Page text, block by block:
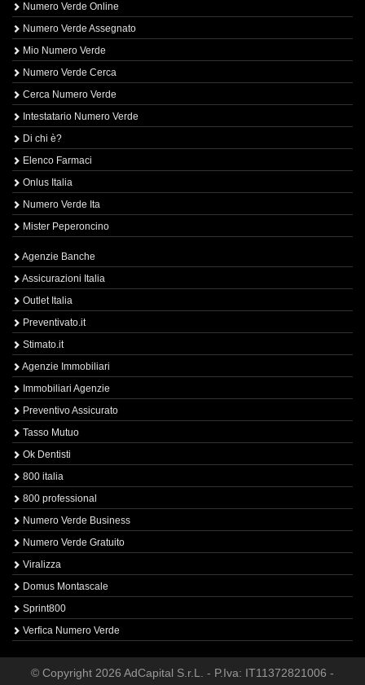
Numero Verde Online
Numero Verde Assegnato
Mio Numero Verde
Numero Verde Cerca
Cerca Numero Verde
Intestatario Numero Verde
Di chi è?
Elenco Farmaci
Onlus Italia
Numero Verde Ita
Mister Peperoncino
Agenzie Banche
Assicurazioni Italia
Outlet Italia
Preventivato.it
Stimato.it
Agenzie Immobiliari
Immobiliari Agenzie
Preventivo Assicurato
Tasso Mutuo
Ok Dentisti
800 italia
800 professional
Numero Verde Business
Numero Verde Gratuito
Viralizza
Domus Montascale
Sprint800
Verfica Numero Verde
© Copyright 2026 AdCapital S.r.L. - P.Iva: IT11372821006 -